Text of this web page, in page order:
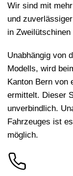
Wir sind mit
und
in
Unabhängig von
Modells, wird
Kanton Bern von
ermittelt. Dieser
unverbindlich.
Fahrzeuges ist
möglich.